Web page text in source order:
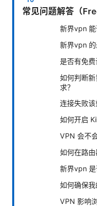
常见问题解答（
新界vpn 能
新界vpn 的
是否有免费
如何判断
求？
连接失败该
如何开启
VPN 会不
如何在路由
新界vpn 是
如何确保我
VPN 影响